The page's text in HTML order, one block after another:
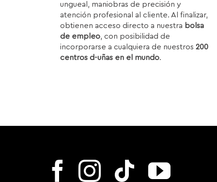
ungueal, maniobras de precisión y
atención profesional al cliente. Al finalizar,
obtienen acceso directo a nuestra bolsa
de empleo, con posibilidad de
incorporarse a cualquiera de nuestros200
centros d-uñas en el mundo.